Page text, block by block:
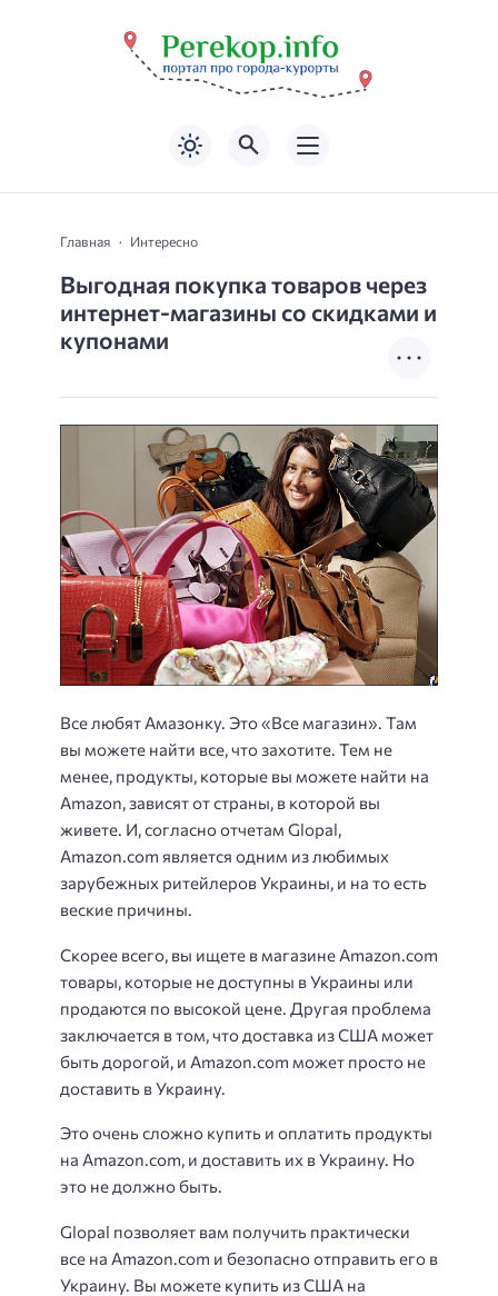
Главная Интересно
Выгодная покупка товаров через
интернет-магазины со скидками и
купонами
Все любят Амазонку. Это «Все магазин». Там
вы можете найти все, что захотите. Тем не
менее, продукты, которые вы можете найти на
Amazon, зависят от страны, в которой вы
живете. И, согласно отчетам Glopal,
Amazon.com является одним из любимых
зарубежных ритейлеров Украины, и на то есть
веские причины.
Скорее всего, вы ищете в магазине Amazon.com
товары, которые не доступны в Украины или
продаются по высокой цене. Другая проблема
заключается в том, что доставка из США может
быть дорогой, и Amazon.com может просто не
доставить в Украину.
Это очень сложно купить и оплатить продукты
на Amazon.com, и доставить их в Украину. Но
это не должно быть.
Glopal позволяет вам получить практически
все на Amazon.com и безопасно отправить его в
Украину. Вы можете купить из США на